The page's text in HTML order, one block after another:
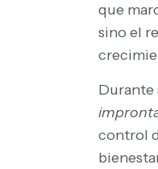
que
sino el
Durante
control